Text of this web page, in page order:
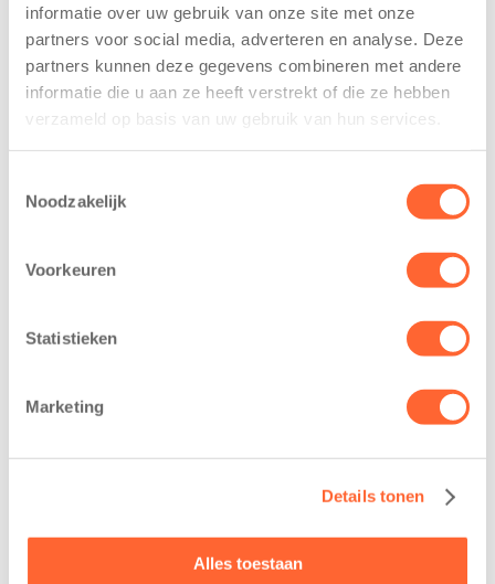
informatie over uw gebruik van onze site met onze
partners voor social media, adverteren en analyse. Deze
partners kunnen deze gegevens combineren met andere
informatie die u aan ze heeft verstrekt of die ze hebben
verzameld op basis van uw gebruik van hun services.
Noodzakelijk
Voorkeuren
Statistieken
Marketing
Details tonen
Alles toestaan
wijk Wiarda in
Leeuwarden
11 juni 2026
Leeuwarden –
Kids First
heeft een
realisatie van een
kindcentrum in
Leeuwarden Zuid.
Na…
Menzis 4 Mijl
van Groningen
13 mei 2026
De jongste
deelnemers van